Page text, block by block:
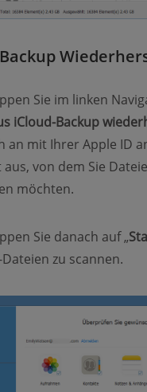
Sie im linken
iCloud-Backup
an mit Ihrer Apple ID
von dem Sie
möchten.
Sie danach auf „
zu scannen.